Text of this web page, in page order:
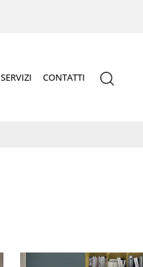
SERVIZI CONTATTI